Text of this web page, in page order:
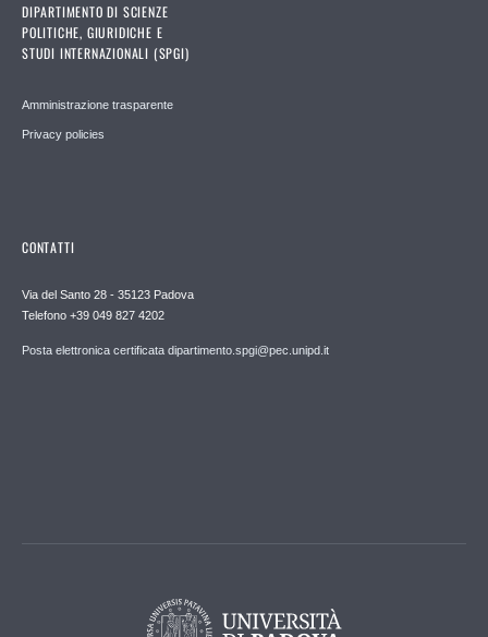
DIPARTIMENTO DI SCIENZE
POLITICHE, GIURIDICHE E
STUDI INTERNAZIONALI (SPGI)
Amministrazione trasparente
Privacy policies
CONTATTI
Via del Santo 28 - 35123 Padova
Telefono +39 049 827 4202
Posta elettronica certificata dipartimento.spgi@pec.unipd.it